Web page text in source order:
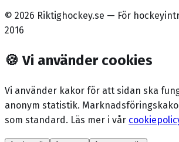
© 2026 Riktighockey.se — För
2016
🍪 Vi använder cookies
Vi använder kakor för att sidan ska
anonym statistik.
som standard. Läs mer i vår